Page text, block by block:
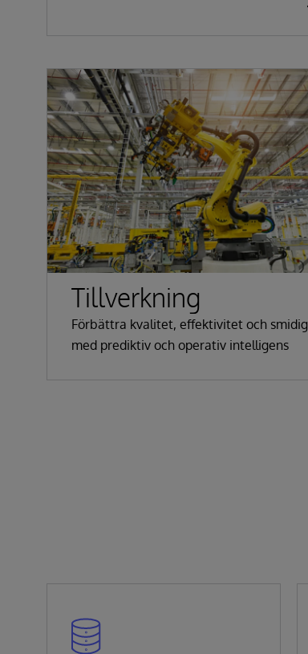
Tillverkning
Förbättra kvalitet, effektivitet och
med prediktiv och operativ intelligens